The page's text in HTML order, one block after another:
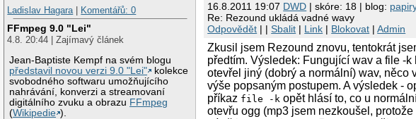
Ladislav Hagara
Komentářů: 0
FFmpeg 9.0 "Lei"
4.8. 20:44 | Zajímavý článek
Jean-Baptiste Kempf na svém blogu
představil novou verzi 9.0 "Lei"
kolekce
svobodného softwaru umožňujícího
nahrávání, konverzi a streamovaní
digitálního zvuku a obrazu FFmpeg
(Wikipedie ).
16.8.2011 19:07 DWD | skóre: 18 | blog:
Re: Rezound ukládá vadné wavy
Odpovědět | |Sbalit | Link | Blokovat |Admin
Zkusil jsem Rezound znovu, tentokrát
předtím. Výsledek: Fungující wav a file -
otevřel jiný (dobrý a normální) wav,
výše popsaným postupem. A výsledek -
příkaz file -k opět hlásí to, co u
otevřu ogg (mp3 jsem nezkoušel,